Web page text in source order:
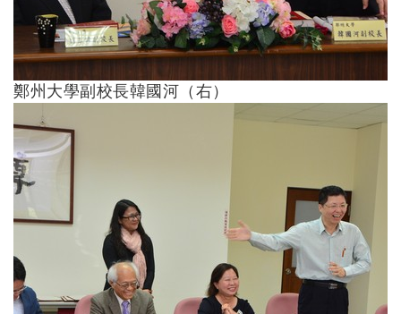
鄭州大學副校長韓國河（右）